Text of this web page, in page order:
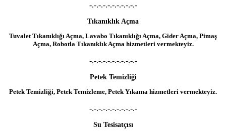
-.-.-.-.-.-.-.-.-.-.-
Tıkanıklık Açma
Tuvalet Tıkanıklığı Açma, Lavabo Tıkanıklığı Açma, Gider Açma, Pimaş
Açma, Robotla Tıkanıklık Açma hizmetleri vermekteyiz.
-.-.-.-.-.-.-.-.-.-.-
Petek Temizliği
Petek Temizliği, Petek Temizleme, Petek Yıkama hizmetleri vermekteyiz.
-.-.-.-.-.-.-.-.-.-.-
Su Tesisatçısı